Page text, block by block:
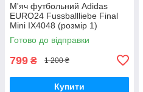
М'яч футбольний Adidas
EURO24 Fussballliebe Final
Mini IX4048 (розмір 1)
Готово до відправки
799 ₴ 1 200 ₴
Купити